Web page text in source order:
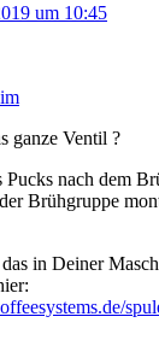
um 10:45
ganze Ventil ?
Pucks nach dem
Brühgruppe
in Deiner